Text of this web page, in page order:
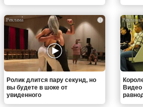
i
Ролик длится пару секунд, но
вы будете в шоке от
увиденного
Видео